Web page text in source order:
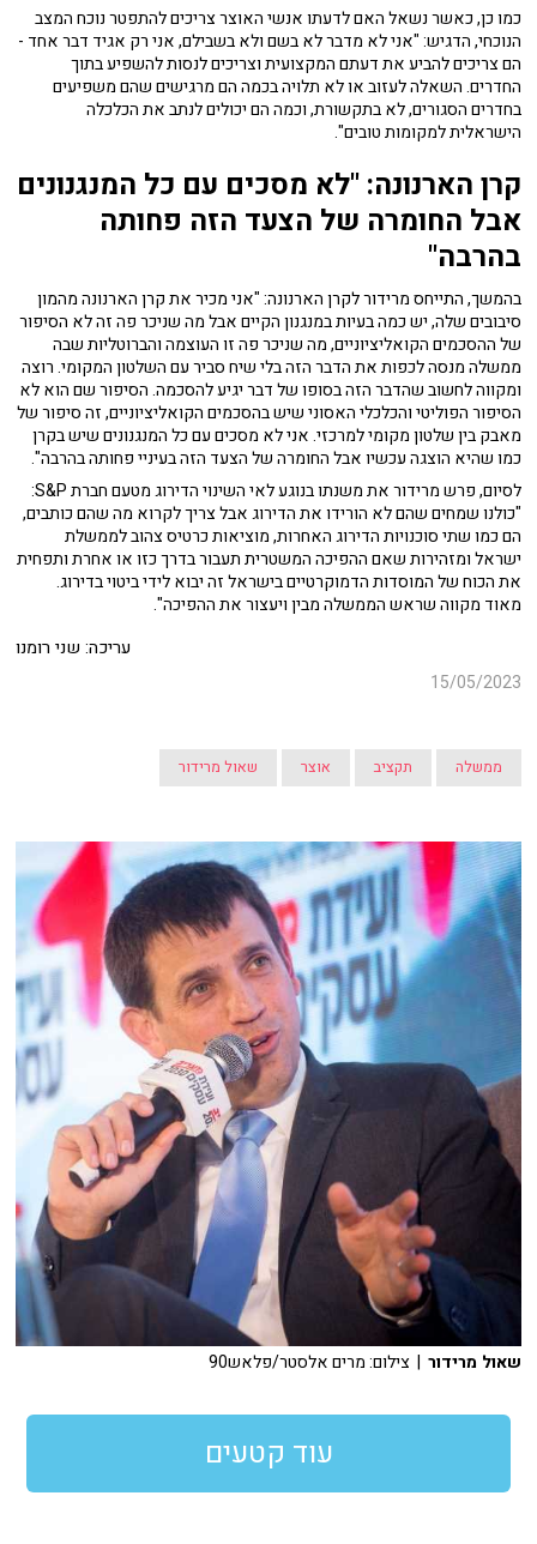
כמו כן, כאשר נשאל האם לדעתו אנשי האוצר צריכים להתפטר נוכח המצב
הנוכחי, הדגיש: "אני לא מדבר לא בשם ולא בשבילם, אני רק אגיד דבר אחד -
הם צריכים להביע את דעתם המקצועית וצריכים לנסות להשפיע בתוך
החדרים. השאלה לעזוב או לא תלויה בכמה הם מרגישים שהם משפיעים
בחדרים הסגורים, לא בתקשורת, וכמה הם יכולים לנתב את הכלכלה
הישראלית למקומות טובים".
קרן הארנונה: "לא מסכים עם כל המנגנונים
אבל החומרה של הצעד הזה פחותה
בהרבה"
בהמשך, התייחס מרידור לקרן הארנונה: "אני מכיר את קרן הארנונה מהמון
סיבובים שלה, יש כמה בעיות במנגנון הקיים אבל מה שניכר פה זה לא הסיפור
של ההסכמים הקואליציוניים, מה שניכר פה זו העוצמה והברוטליות שבה
ממשלה מנסה לכפות את הדבר הזה בלי שיח סביר עם השלטון המקומי. רוצה
ומקווה לחשוב שהדבר הזה בסופו של דבר יגיע להסכמה. הסיפור שם הוא לא
הסיפור הפוליטי והכלכלי האסוני שיש בהסכמים הקואליציוניים, זה סיפור של
מאבק בין שלטון מקומי למרכזי. אני לא מסכים עם כל המנגנונים שיש בקרן
כמו שהיא הוצגה עכשיו אבל החומרה של הצעד הזה בעיניי פחותה בהרבה".
לסיום, פרש מרידור את משנתו בנוגע לאי השינוי הדירוג מטעם חברת S&P:
"כולנו שמחים שהם לא הורידו את הדירוג אבל צריך לקרוא מה שהם כותבים,
הם כמו שתי סוכנויות הדירוג האחרות, מוציאות כרטיס צהוב לממשלת
ישראל ומזהירות שאם ההפיכה המשטרית תעבור בדרך כזו או אחרת ותפחית
את הכוח של המוסדות הדמוקרטיים בישראל זה יבוא לידי ביטוי בדירוג.
מאוד מקווה שראש הממשלה מבין ויעצור את ההפיכה".
עריכה: שני רומנו
15/05/2023
ממשלה תקציב אוצר שאול מרידור
שאול מרידור | צילום: מרים אלסטר/פלאש90
עוד קטעים